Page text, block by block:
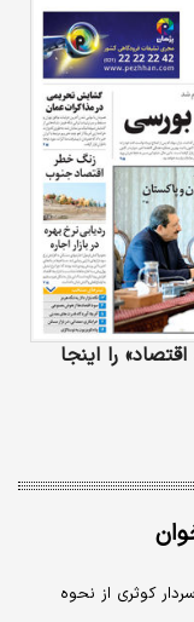
مالی: گزارش‌های مالی
سودمند باشند. مشکلاتی
را اینجا
کوثری از نحوه